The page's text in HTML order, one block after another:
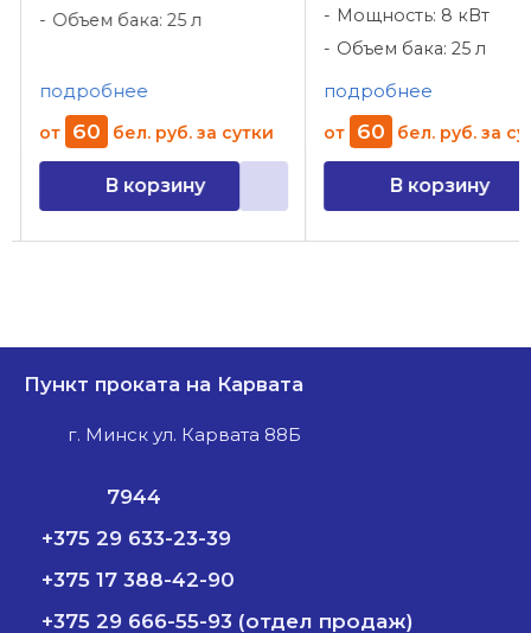
Объем бака: 25 л
подробнее
от 60 бел. руб. за сутки
В корзину
Мощность: 8 кВт
Объем бака: 25 л
подробнее
от 60 бел. руб. за
В корзину
Пункт проката на Карвата
г. Минск ул. Карвата 88Б
7944
+375 29 633-23-39
+375 17 388-42-90
+375 29 666-55-93 (отдел продаж)